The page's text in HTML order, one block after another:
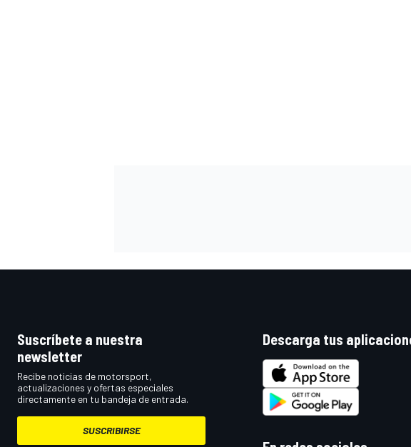
Suscríbete a nuestra
newsletter
Recibe noticias de motorsport,
actualizaciones y ofertas especiales
directamente en tu bandeja de entrada.
SUSCRIBIRSE
Descarga tus